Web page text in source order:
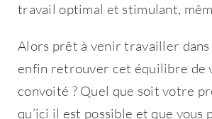
travail optimal et stimulant,
Alors prêt à venir travailler dans
enfin retrouver cet équilibre de
convoité ? Quel que soit votre
qu’ici il est possible et que vous